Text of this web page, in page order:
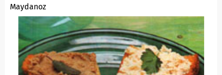
Maydanoz